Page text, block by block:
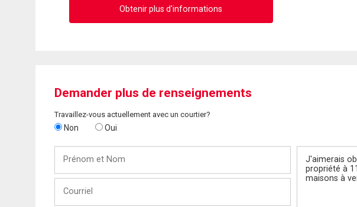
Obtenir plus d'informations
Demander plus de renseignements
Travaillez-vous actuellement avec un courtier?
Non Oui
Nom